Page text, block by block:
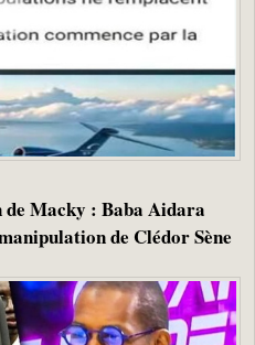
de Macky : Baba Aidara
de Clédor Sène